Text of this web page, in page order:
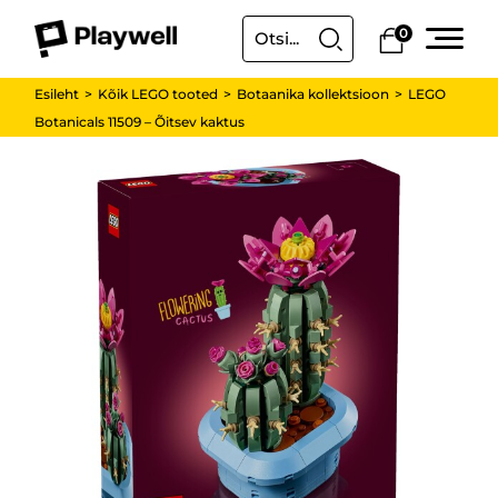
0
Esileht Kõik LEGO tooted Botaanika kollektsioon
LEGO
Botanicals 11509 – Õitsev kaktus